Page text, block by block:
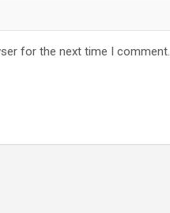
for the next time I comment.